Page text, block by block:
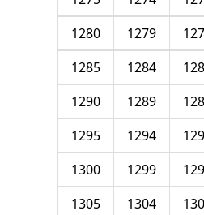
1279
1280
1284
1285
1289
1290
1294
1295
1299
1300
1304
1305